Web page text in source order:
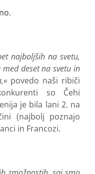
najboljših na svetu,
deset na svetu in
povedo naši ribiči
so Čehi
je bila lani 2. na
(najbolj poznajo
in Francozi.